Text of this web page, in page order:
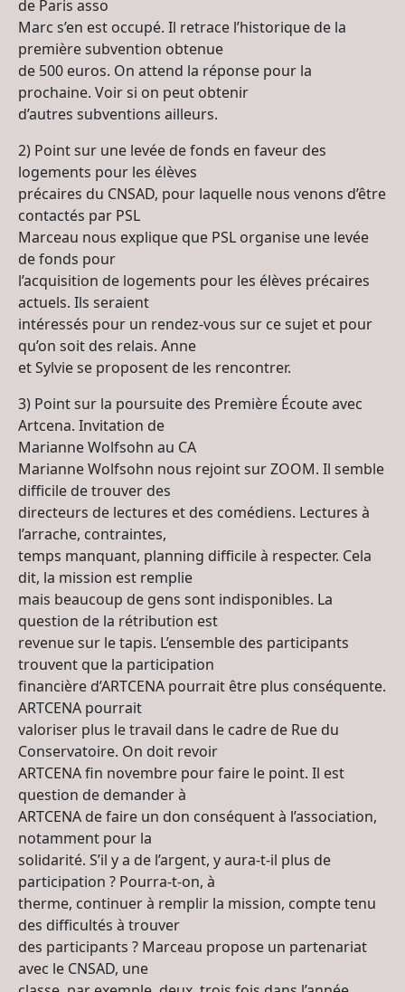
de Paris asso
Marc s’en est occupé. Il retrace l’historique de la
première subvention obtenue
de 500 euros. On attend la réponse pour la
prochaine. Voir si on peut obtenir
d’autres subventions ailleurs.
2) Point sur une levée de fonds en faveur des
logements pour les élèves
précaires du CNSAD, pour laquelle nous venons d’être
contactés par PSL
Marceau nous explique que PSL organise une levée
de fonds pour
l’acquisition de logements pour les élèves précaires
actuels. Ils seraient
intéressés pour un rendez-vous sur ce sujet et pour
qu’on soit des relais. Anne
et Sylvie se proposent de les rencontrer.
3) Point sur la poursuite des Première Écoute avec
Artcena. Invitation de
Marianne Wolfsohn au CA
Marianne Wolfsohn nous rejoint sur ZOOM. Il semble
difficile de trouver des
directeurs de lectures et des comédiens. Lectures à
l’arrache, contraintes,
temps manquant, planning difficile à respecter. Cela
dit, la mission est remplie
mais beaucoup de gens sont indisponibles. La
question de la rétribution est
revenue sur le tapis. L’ensemble des participants
trouvent que la participation
financière d’ARTCENA pourrait être plus conséquente.
ARTCENA pourrait
valoriser plus le travail dans le cadre de Rue du
Conservatoire. On doit revoir
ARTCENA fin novembre pour faire le point. Il est
question de demander à
ARTCENA de faire un don conséquent à l’association,
notamment pour la
solidarité. S’il y a de l’argent, y aura-t-il plus de
participation ? Pourra-t-on, à
therme, continuer à remplir la mission, compte tenu
des difficultés à trouver
des participants ? Marceau propose un partenariat
avec le CNSAD, une